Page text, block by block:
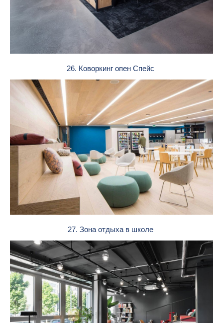
26. Коворкинг опен Спейс
27. Зона отдыха в школе